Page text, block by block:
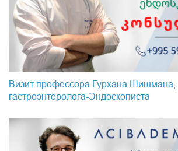
Визит профессора Гурхана Шишмана,
гастроэнтеролога-Эндоскопистa